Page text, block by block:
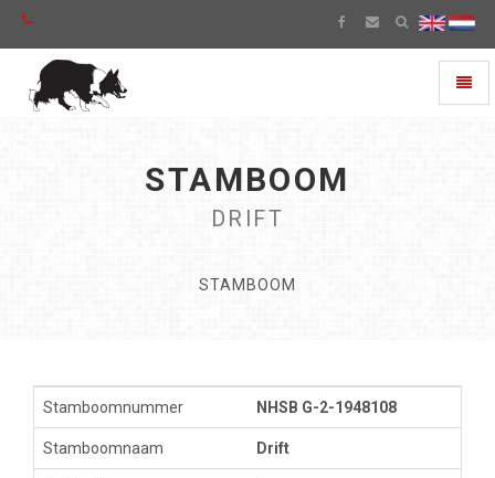
STAMBOOM
DRIFT
STAMBOOM
Stamboomnummer NHSB G-2-1948108
Stamboomnaam Drift